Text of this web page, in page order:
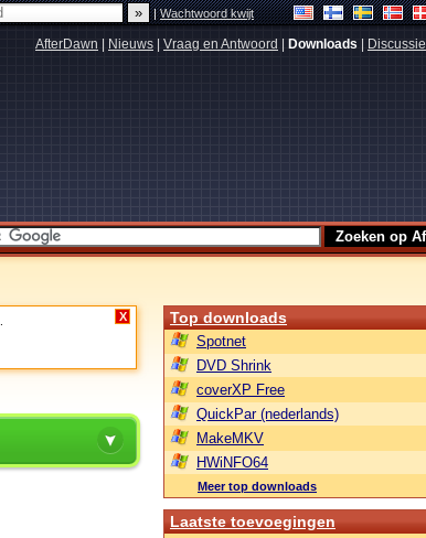
|Wachtwoord kwijt
AfterDawn Nieuws Vraag en Antwoord Downloads Discussie
X Top downloads
Spotnet
DVD Shrink
coverXP Free
QuickPar (nederlands)
MakeMKV
HWiNFO64
Meer top downloads
Laatste toevoegingen